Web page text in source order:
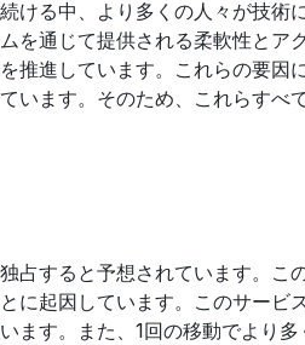
ける中、より多くの人々が技術
を通じて提供される柔軟性とア
推進しています。これらの要因
います。そのため、これらすべ
占すると予想されています。こ
に起因しています。このサービ
ます。また、1回の移動でより